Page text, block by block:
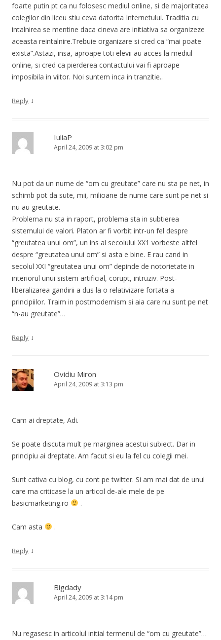
foarte putin pt ca nu folosesc mediul online, si de majoritatea
colegilor din liceu stiu ceva datorita Internetului. Traditia cu
intalnirea se mentine daca cineva are initiativa sa organizeze
aceasta reintalnire.Trebuie organizare si cred ca “mai poate
exista”.Astazi, insa, aproape toti elevii au acces la mediul
online, si cred ca pierderea contactului vai fi aproape
imposibila in viitor. Noi suntem inca in tranzitie..
Reply ↓
IuliaP
April 24, 2009 at 3:02 pm
Nu pot da un nume de “om cu greutate” care nu sta pe net, in
schimb pot da sute, mii, milioane de nume care sunt pe net si
nu au greutate.
Problema nu sta in raport, problema sta in subtierea
sistemului de valori. Platon ar fi vorbit intr-un fel despre
“greutatea unui om”, un ins al secolului XX1 vorbeste altfel
despre “greutatea unui om” si asta e bine. E rau cand in
secolul XXI “greutatea unui om” depinde de notorietate in
interiorul unui sistem artificial, corupt, intruziv. Post-
liberalizarea gandirii a dus la o relativizare fortata a
principiilor. Traim in postmodernism si aia care nu sunt pe net
“n-au greutate”…
Reply ↓
Ovidiu Miron
April 24, 2009 at 3:13 pm
Cam ai dreptate, Adi.
Se poate discuta mult pe marginea acestui subiect. Dar in
principiu ai dreptate. Am facut si eu la fel cu colegii mei.
Sunt cativa cu blog, cu cont pe twitter. Si am mai dat de unul
care ma criticase la un articol de-ale mele de pe
basicmarketing.ro
.
Cam asta .
Reply ↓
Bigdady
April 24, 2009 at 3:14 pm
Nu regasesc in articolul initial termenul de “om cu greutate”…